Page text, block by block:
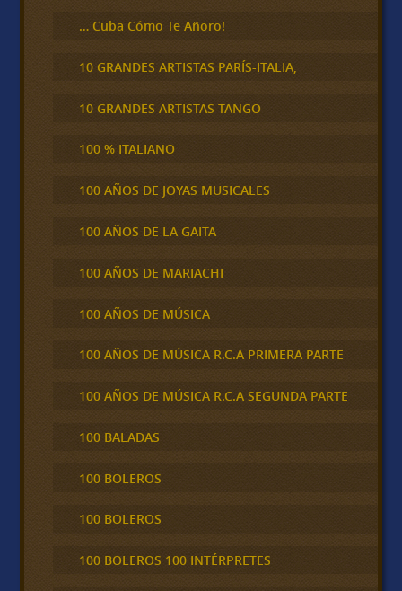
… Cuba Cómo Te Añoro!
10 GRANDES ARTISTAS PARÍS-ITALIA,
10 GRANDES ARTISTAS TANGO
100 % ITALIANO
100 AÑOS DE JOYAS MUSICALES
100 AÑOS DE LA GAITA
100 AÑOS DE MARIACHI
100 AÑOS DE MÚSICA
100 AÑOS DE MÚSICA R.C.A PRIMERA PARTE
100 AÑOS DE MÚSICA R.C.A SEGUNDA PARTE
100 BALADAS
100 BOLEROS
100 BOLEROS
100 BOLEROS 100 INTÉRPRETES